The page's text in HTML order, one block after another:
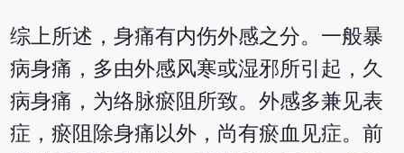
综上所述，身痛有内伤外感之分。一般暴
病身痛，多由外感风寒或湿邪所引起，久
病身痛，为络脉瘀阻所致。外感多兼见表
症，瘀阻除身痛以外，尚有瘀血见症。前